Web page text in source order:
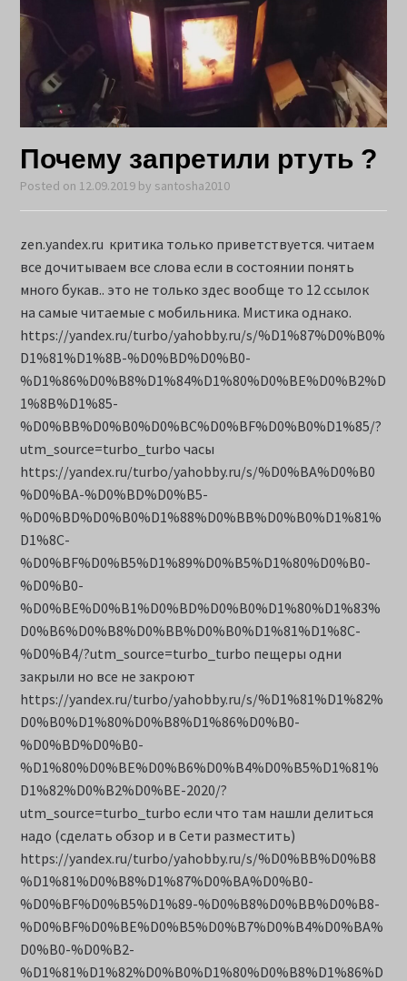
Почему запретили ртуть ?
Posted on 12.09.2019 by santosha2010
zen.yandex.ru критика только приветствуется. читаем
все дочитываем все слова если в состоянии понять
много букав.. это не только здес вообще то 12 ссылок
на самые читаемые с мобильника. Мистика однако.
https://yandex.ru/turbo/yahobby.ru/s/%D1%87%D0%B0%
D1%81%D1%8B-%D0%BD%D0%B0-
%D1%86%D0%B8%D1%84%D1%80%D0%BE%D0%B2%D
1%8B%D1%85-
%D0%BB%D0%B0%D0%BC%D0%BF%D0%B0%D1%85/?
utm_source=turbo_turbo часы
https://yandex.ru/turbo/yahobby.ru/s/%D0%BA%D0%B0
%D0%BA-%D0%BD%D0%B5-
%D0%BD%D0%B0%D1%88%D0%BB%D0%B0%D1%81%
D1%8C-
%D0%BF%D0%B5%D1%89%D0%B5%D1%80%D0%B0-
%D0%B0-
%D0%BE%D0%B1%D0%BD%D0%B0%D1%80%D1%83%
D0%B6%D0%B8%D0%BB%D0%B0%D1%81%D1%8C-
%D0%B4/?utm_source=turbo_turbo пещеры одни
закрыли но все не закроют
https://yandex.ru/turbo/yahobby.ru/s/%D1%81%D1%82%
D0%B0%D1%80%D0%B8%D1%86%D0%B0-
%D0%BD%D0%B0-
%D1%80%D0%BE%D0%B6%D0%B4%D0%B5%D1%81%
D1%82%D0%B2%D0%BE-2020/?
utm_source=turbo_turbo если что там нашли делиться
надо (сделать обзор и в Сети разместить)
https://yandex.ru/turbo/yahobby.ru/s/%D0%BB%D0%B8
%D1%81%D0%B8%D1%87%D0%BA%D0%B0-
%D0%BF%D0%B5%D1%89-%D0%B8%D0%BB%D0%B8-
%D0%BF%D0%BE%D0%B5%D0%B7%D0%B4%D0%BA%
D0%B0-%D0%B2-
%D1%81%D1%82%D0%B0%D1%80%D0%B8%D1%86%D